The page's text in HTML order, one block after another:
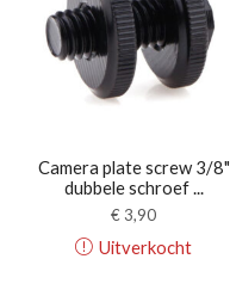
Camera plate screw 3/8"
dubbele schroef ...
€ 3,90
Uitverkocht